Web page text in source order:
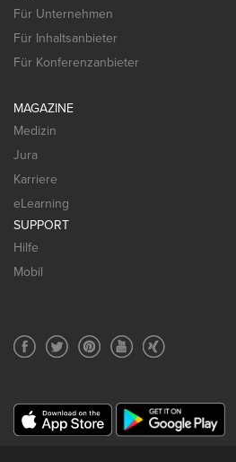
Für Unternehmen
Für Inhaltsanbieter
Für Konferenzanbieter
MAGAZINE
Medizin
Jura
Karriere
eLearning
SUPPORT
Hilfe
Mobil